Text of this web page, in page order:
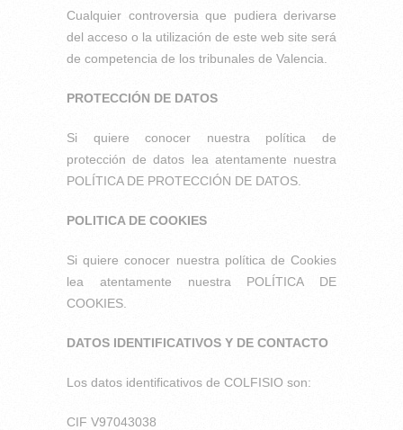
Cualquier controversia que pudiera derivarse
del acceso o la utilización de este web site será
de competencia de los tribunales de Valencia.
PROTECCIÓN DE DATOS
Si quiere conocer nuestra política de
protección de datos lea atentamente nuestra
POLÍTICA DE PROTECCIÓN DE DATOS.
POLITICA DE COOKIES
Si quiere conocer nuestra política de Cookies
lea atentamente nuestra POLÍTICA DE
COOKIES.
DATOS IDENTIFICATIVOS Y DE CONTACTO
Los datos identificativos de COLFISIO son:
CIF V97043038